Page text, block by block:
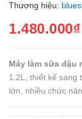
Thương hiệu:
1.480.000₫
Máy làm sữa đậu
1.2L, thiết kế sang
lớn, nhiều chức